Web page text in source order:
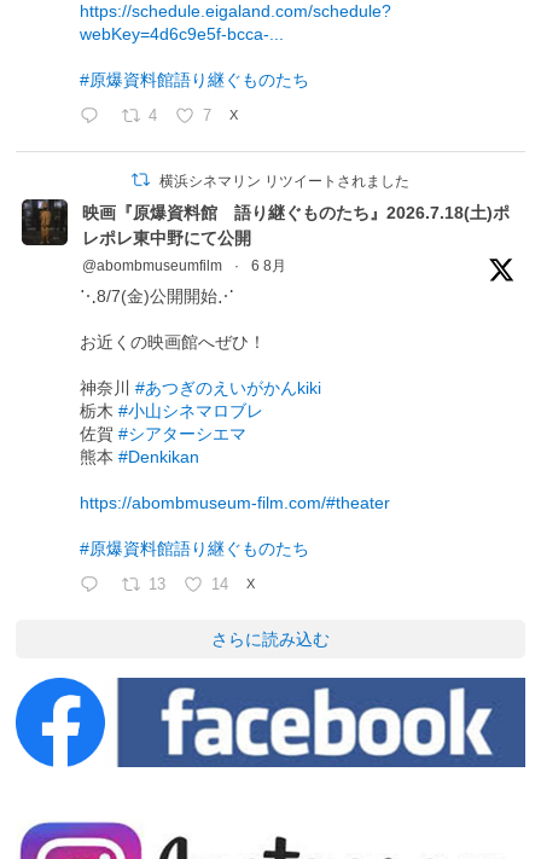
https://schedule.eigaland.com/schedule?
webKey=4d6c9e5f-bcca-...
#原爆資料館語り継ぐものたち
4 7 X
横浜シネマリン リツイートされました
映画『原爆資料館 語り継ぐものたち』2026.7.18(土)ポ
レポレ東中野にて公開
@abombmuseumfilm · 6 8月
⋱8/7(金)公開開始⋰
お近くの映画館へぜひ！
神奈川#あつぎのえいがかんkiki
栃木#小山シネマロブレ
佐賀#シアターシエマ
熊本#Denkikan
https://abombmuseum-film.com/#theater
#原爆資料館語り継ぐものたち
13 14 X
さらに読み込む